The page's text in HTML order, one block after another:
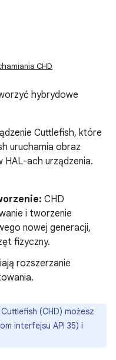
CHD
hybrydowe
Cuttlefish, które
uruchamia obraz
HAL-ach urządzenia.
CHD
i tworzenie
nowej generacji,
fizyczny.
rozszerzanie
(CHD) możesz
interfejsu API 35) i